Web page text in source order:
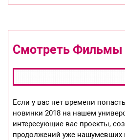
Смотреть Фильмы
Если у вас нет времени
новинки 2018 на нашем
интересующие вас проекты,
продолжений уже нашумевших